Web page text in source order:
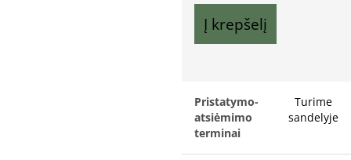
Į krepšelį
Pristatymo-
atsiėmimo
terminai
Turime
sandelyje